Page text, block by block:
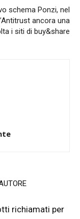
schema Ponzi, nel
ancora una
i siti di buy&share
richiamati per